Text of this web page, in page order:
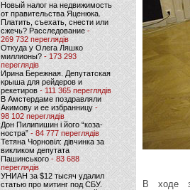
Новый налог на недвижимость
от правительства Яценюка.
Платить, съехать, снести или
сжечь? Расследование-
269 732 переглядів
Откуда у Олега Ляшко
миллионы? - 173 293
переглядів
Ирина Бережная. Депутатская
крыша для рейдеров и
рекетиров - 111 365 переглядів
В Амстердаме поздравляли
Акимову и ее избранницу -
98 102 переглядів
Дон Пилипишин і його “коза-
ностра” - 84 777 переглядів
Тетяна Чорновіл: дівчинка за
викликом депутата
Пашинського- 83 688
переглядів
УНИАН за $12 тысяч удалил
статью про митинг под СБУ.
В ходе